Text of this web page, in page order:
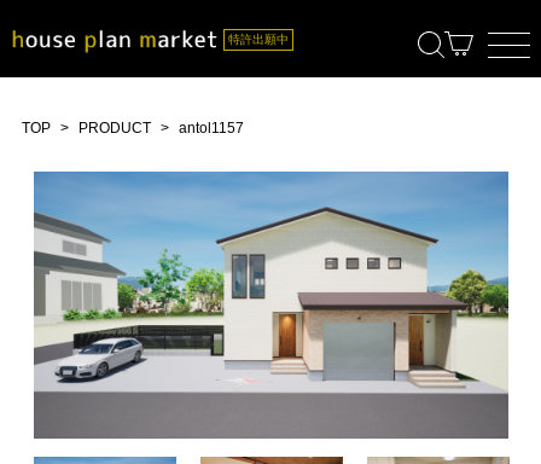
TOP PRODUCT antol1157